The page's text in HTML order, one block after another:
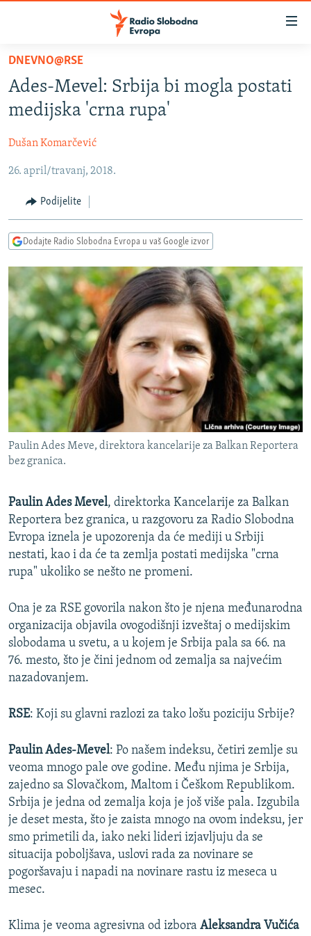
Pređite
glavni
sadržaj
na
navigaciju
Pređite
pretragu
VIJESTI
BOSNA I HERCEGOVINA
KOSOVO
CRNA GORA
VIZUELNO
FOTOGALERIJE
INFOGRAFIKE
PODCASTI
RAT U UKRAJINI
KINA NA BALKANU
RSE PRIČE IZ SVIJETA
ISPRIČAJ MI
DNEVNO@RSE
SPECIJALI RSE
VIŠE OD NASLOVA
GENOCID U SREBRENICI
POPLAVE I KLIZIŠTA U BIH 2024.
POST SCRIPTUM
MOJA EVROPA
TRI DECENIJE OD RATA U BIH
SVE KARTE DEJTONA
NASTANAK I RASPAD JUGOSLAVIJE
PRATITE NAS
DNEVNO@RSE
Ades-Mevel: Srbija bi mogla postati
medijska 'crna rupa'
Dušan Komarčević
26. april/travanj, 2018.
Podijelite
Dodajte Radio Slobodna Evropa u vaš Google izvor
Paulin Ades Meve, direktora kancelarije za Balkan Reportera
bez granica.
Paulin Ades Mevel, direktorka Kancelarije za Balkan
Reportera bez granica, u razgovoru za Radio Slobodna
Evropa iznela je upozorenja da će mediji u Srbiji
nestati, kao i da će ta zemlja postati medijska "crna
rupa" ukoliko se nešto ne promeni.
Ona je za RSE govorila nakon što je njena međunarodna
organizacija objavila ovogodišnji izveštaj o medijskim
slobodama u svetu, a u kojem je Srbija pala sa 66. na
76. mesto, što je čini jednom od zemalja sa najvećim
nazadovanjem.
RSE: Koji su glavni razlozi za tako lošu poziciju Srbije?
Paulin Ades-Mevel: Po našem indeksu, četiri zemlje su
veoma mnogo pale ove godine. Među njima je Srbija,
zajedno sa Slovačkom, Maltom i Češkom Republikom.
Srbija je jedna od zemalja koja je još više pala. Izgubila
je deset mesta, što je zaista mnogo na ovom indeksu, jer
smo primetili da, iako neki lideri izjavljuju da se
situacija poboljšava, uslovi rada za novinare se
pogoršavaju i napadi na novinare rastu iz meseca u
mesec.
Klima je veoma agresivna od izbora Aleksandra Vučića